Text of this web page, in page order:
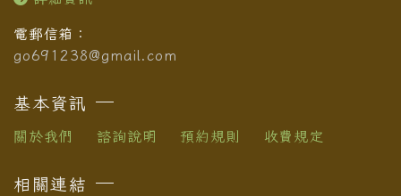
電郵信箱：
go691238@gmail.com
基本資訊
關於我們 諮詢說明 預約規則 收費規定
相關連結